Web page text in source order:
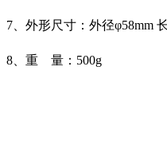
7 、外形尺寸：外径φ58mm
8、 重 量： 500g